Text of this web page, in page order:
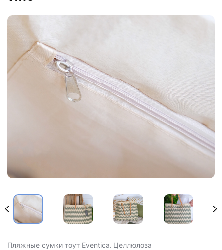
Пляжные сумки тоут Eventica. Целлюлоза